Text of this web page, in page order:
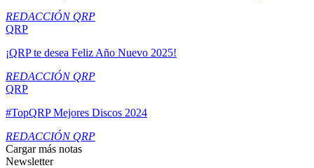
REDACCIÓN QRP
QRP
¡QRP te desea Feliz Año Nuevo 2025!
REDACCIÓN QRP
QRP
#TopQRP Mejores Discos 2024
REDACCIÓN QRP
Cargar más notas
Newsletter